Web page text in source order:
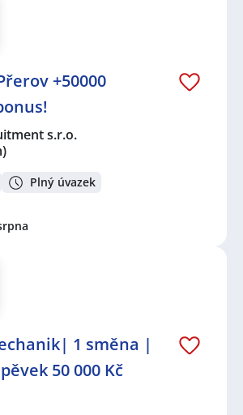
+50000
s.r.o.
Plný úvazek
1 směna |
50 000 Kč